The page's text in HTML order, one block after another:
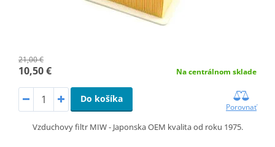
21,00 €
10,50 € Na centrálnom sklade
Do košíka
Porovnať
Vzduchovy filtr MIW - Japonska OEM kvalita od roku 1975.